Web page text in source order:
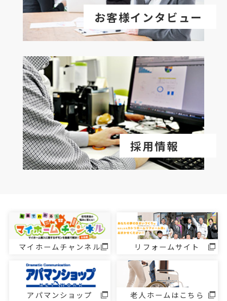
お客様インタビュー
採用情報
マイホームチャンネル リフォームサイト
アパマンショップ 老人ホームはこちら